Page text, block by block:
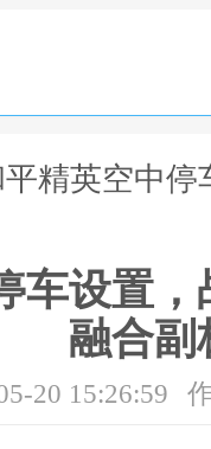
平精英空中
车设置
融合副
20 15:26:59